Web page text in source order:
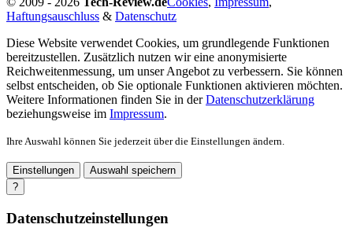
Haftungsauschluss & Datenschutz
Diese Website verwendet Cookies, um grundlegende Funktionen
bereitzustellen. Zusätzlich nutzen wir eine anonymisierte
Reichweitenmessung, um unser Angebot zu verbessern. Sie können
selbst entscheiden, ob Sie optionale Funktionen aktivieren möchten.
Weitere Informationen finden Sie in derDatenschutzerklärung
beziehungsweise im Impressum.
Ihre Auswahl können Sie jederzeit über die Einstellungen ändern.
Einstellungen
Auswahl speichern
?
Datenschutzeinstellungen